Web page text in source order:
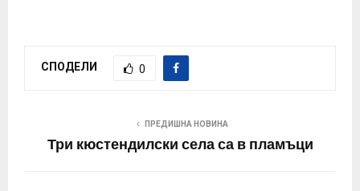
СПОДЕЛИ 0
ПРЕДИШНА НОВИНА
Три кюстендилски села са в пламъци